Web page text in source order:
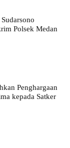
Polsek Medan
Penghargaan
kepada Satker